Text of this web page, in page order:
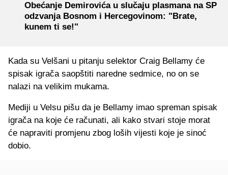
Obećanje Demirovića u slučaju plasmana na SP
odzvanja Bosnom i Hercegovinom: "Brate,
kunem ti se!"
Kada su Velšani u pitanju selektor Craig Bellamy će
spisak igrača saopštiti naredne sedmice, no on se
nalazi na velikim mukama.
Mediji u Velsu pišu da je Bellamy imao spreman spisak
igrača na koje će računati, ali kako stvari stoje morat
će napraviti promjenu zbog loših vijesti koje je sinoć
dobio.